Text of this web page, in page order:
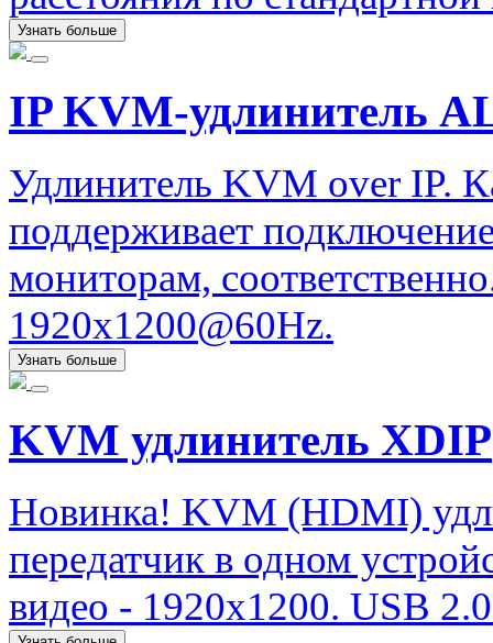
Узнать больше
IP KVM-удлинитель
Удлинитель KVM over IP.
поддерживает
мониторам,
1920x1200@60Hz.
Узнать больше
KVM удлинитель XDIP
Новинка! KVM (HDMI)
передатчик в одном
видео - 1920х1200. USB